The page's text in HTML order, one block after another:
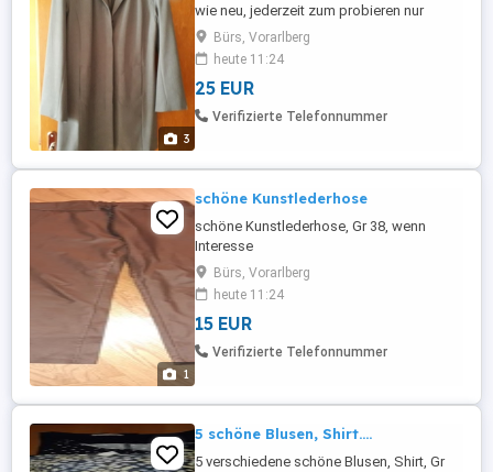
3
wie neu, jederzeit zum probieren nur
anrufen, bei Versand 5.70 Euro dazu, wenn
Interesse tel.06644069291
Bürs, Vorarlberg
heute 11:24
25 EUR
Verifizierte Telefonnummer
1
schöne Kunstlederhose
schöne Kunstlederhose, Gr 38, wenn
Interesse
Bürs, Vorarlberg
heute 11:24
15 EUR
Verifizierte Telefonnummer
5 schöne Blusen, Shirt....
5 verschiedene schöne Blusen, Shirt, Gr